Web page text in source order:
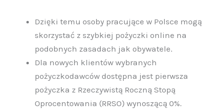
Dzięki temu osoby pracujące w Polsce mogą
skorzystać z szybkiej pożyczki online na
podobnych zasadach jak obywatele.
Dla nowych klientów wybranych
pożyczkodawców dostępna jest pierwsza
pożyczka z Rzeczywistą Roczną Stopą
Oprocentowania (RRSO) wynoszącą 0%.